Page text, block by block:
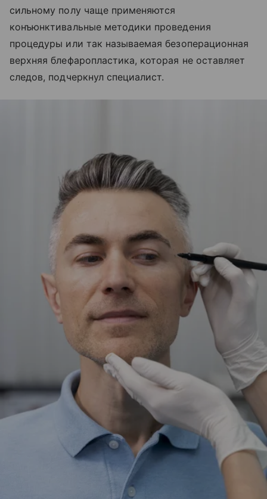
сильному полу чаще применяются
конъюнктивальные методики проведения
процедуры или так называемая безоперационная
верхняя блефаропластика, которая не оставляет
следов, подчеркнул специалист.